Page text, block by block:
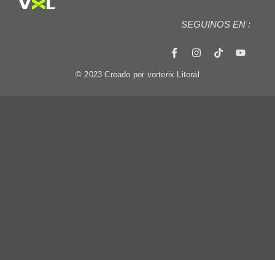
SEGUINOS EN :
© 2023 Creado por vorterix Litoral